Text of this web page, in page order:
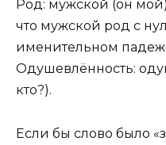
Род: мужской (он
что мужской род с
именительном
Одушевлённость:
кто?).
Если бы слово было